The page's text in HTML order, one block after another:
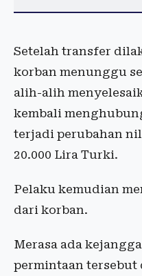
Setelah transfer
korban menunggu
alih-alih
kembali
terjadi perubahan
20.000 Lira Turki.
Pelaku kemudian
dari korban.
Merasa ada
permintaan tersebut